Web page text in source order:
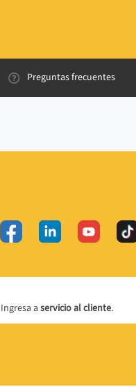
Preguntas frecuentes
aservicio al cliente.